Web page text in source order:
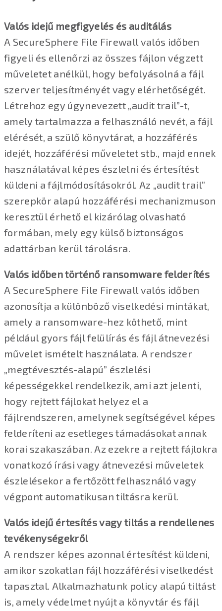
Valós idejű megfigyelés és auditálás
A SecureSphere File Firewall valós időben
figyeli és ellenőrzi az összes fájlon végzett
műveletet anélkül, hogy befolyásolná a fájl
szerver teljesítményét vagy elérhetőségét.
Létrehoz egy úgynevezett „audit trail”-t,
amely tartalmazza a felhasználó nevét, a fájl
elérését, a szülő könyvtárat, a hozzáférés
idejét, hozzáférési műveletet stb., majd ennek
használatával képes észlelni és értesítést
küldeni a fájlmódosításokról. Az „audit trail”
szerepkör alapú hozzáférési mechanizmuson
keresztül érhető el kizárólag olvasható
formában, mely egy külső biztonságos
adattárban kerül tárolásra.
Valós időben történő ransomware felderítés
A SecureSphere File Firewall valós időben
azonosítja a különböző viselkedési mintákat,
amely a ransomware-hez köthető, mint
például gyors fájl felülírás és fájl átnevezési
művelet ismételt használata. A rendszer
„megtévesztés-alapú” észlelési
képességekkel rendelkezik, ami azt jelenti,
hogy rejtett fájlokat helyez el a
fájlrendszeren, amelynek segítségével képes
felderíteni az esetleges támadásokat annak
korai szakaszában. Az ezekre a rejtett fájlokra
vonatkozó írási vagy átnevezési műveletek
észlelésekor a fertőzött felhasználó vagy
végpont automatikusan tiltásra kerül.
Valós idejű értesítés vagy tiltás a rendellenes
tevékenységekről
A rendszer képes azonnal értesítést küldeni,
amikor szokatlan fájl hozzáférési viselkedést
tapasztal. Alkalmazhatunk policy alapú tiltást
is, amely védelmet nyújt a könyvtár és fájl